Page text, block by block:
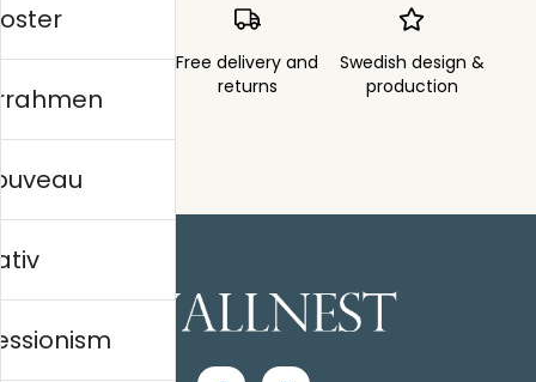
Order sent within Free delivery and
returns
Swedish design &
production